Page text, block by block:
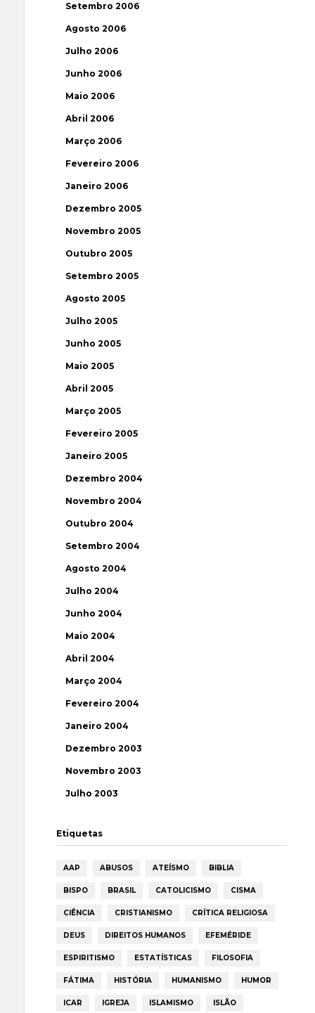
Setembro 2006
Agosto 2006
Julho 2006
Junho 2006
Maio 2006
Abril 2006
Março 2006
Fevereiro 2006
Janeiro 2006
Dezembro 2005
Novembro 2005
Outubro 2005
Setembro 2005
Agosto 2005
Julho 2005
Junho 2005
Maio 2005
Abril 2005
Março 2005
Fevereiro 2005
Janeiro 2005
Dezembro 2004
Novembro 2004
Outubro 2004
Setembro 2004
Agosto 2004
Julho 2004
Junho 2004
Maio 2004
Abril 2004
Março 2004
Fevereiro 2004
Janeiro 2004
Dezembro 2003
Novembro 2003
Julho 2003
Etiquetas
AAP ABUSOS ATEÍSMO BIBLIA
BISPO BRASIL CATOLICISMO CISMA
CIÊNCIA CRISTIANISMO CRÍTICA RELIGIOSA
DEUS DIREITOS HUMANOS EFEMÉRIDE
ESPIRITISMO ESTATÍSTICAS FILOSOFIA
FÁTIMA HISTÓRIA HUMANISMO HUMOR
ICAR IGREJA ISLAMISMO ISLÃO